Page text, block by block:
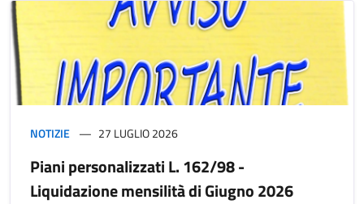
NOTIZIE 27 LUGLIO 2026
Piani personalizzati L. 162/98 -
Liquidazione mensilità di Giugno 2026